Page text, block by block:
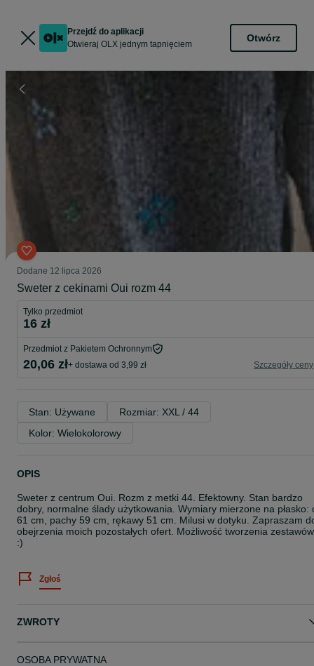
Przejdź do aplikacji
Otwieraj OLX jednym tapnięciem
Otwórz
Dodane 12 lipca 2026
Sweter z cekinami Oui rozm 44
Tylko przedmiot
16 zł
Przedmiot z Pakietem Ochronnym
20,06 zł+ dostawa od 3,99 zł Szczegóły ceny
Stan: Używane
Rozmiar: XXL / 44
Kolor: Wielokolorowy
OPIS
Sweter z centrum Oui. Rozm z metki 44. Efektowny. Stan bardzo
dobry, normalne ślady użytkowania. Wymiary mierzone na płasko:
61 cm, pachy 59 cm, rękawy 51 cm. Milusi w dotyku. Zapraszam
obejrzenia moich pozostałych ofert. Możliwość tworzenia zestawów
:)
Zgłoś
ZWROTY
OSOBA PRYWATNA